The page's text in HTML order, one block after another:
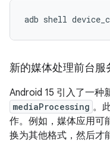
adb shell
新的媒体处理前台服
Android 15 引入了一种
mediaProcessing 。
作。例如，媒体应用可
换为其他格式，然后才